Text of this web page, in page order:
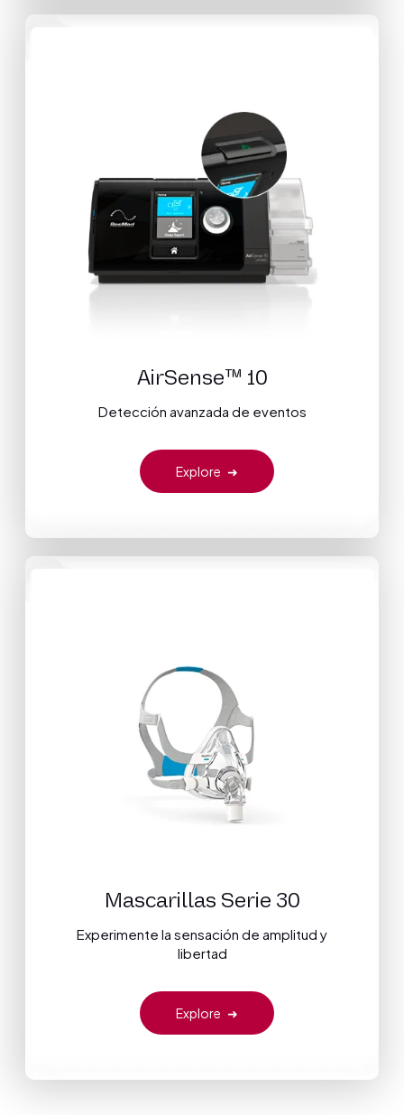
AirSense™ 10
Detección avanzada de eventos
Explore ➜
Mascarillas Serie 30
Experimente la sensación de amplitud y
libertad
Explore ➜